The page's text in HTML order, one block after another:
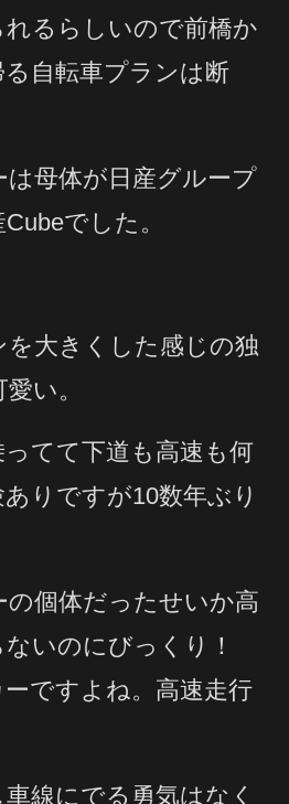
るらしいので前橋か
自転車プランは断
母体が日産グループ
でした。
大きくした感じの独
い。
てて下道も高速も何
りですが10数年ぶり
の個体だったせいか高
ないのにびっくり！
ですよね。高速走行
線にでる勇気はなく